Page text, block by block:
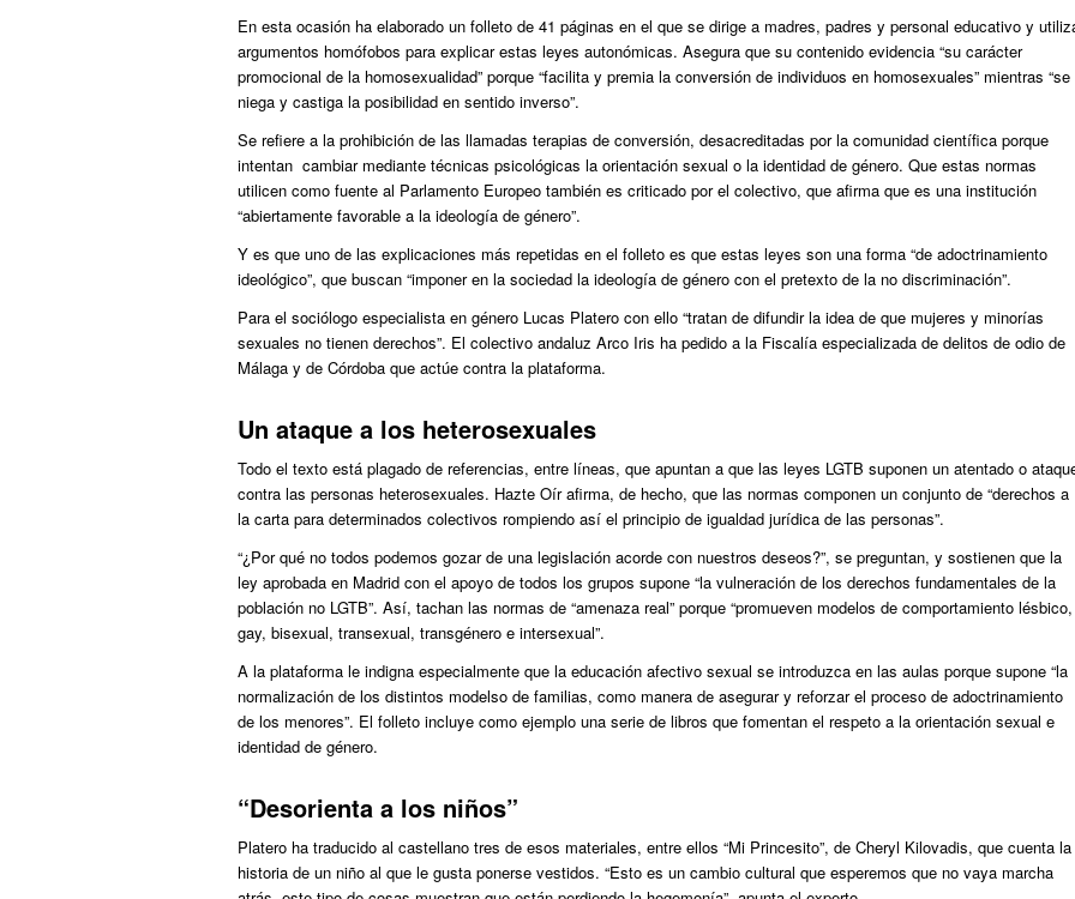
En esta ocasión ha elaborado un folleto de 41 páginas en el que se dirige a madres, padres y personal educativo y
argumentos homófobos para explicar estas leyes autonómicas. Asegura que su contenido evidencia “su carácter
promocional de la homosexualidad” porque “facilita y premia la conversión de individuos en homosexuales” mientras “se
niega y castiga la posibilidad en sentido inverso”.
Se refiere a la prohibición de las llamadas terapias de conversión, desacreditadas por la comunidad científica porque
intentan cambiar mediante técnicas psicológicas la orientación sexual o la identidad de género. Que estas normas
utilicen como fuente al Parlamento Europeo también es criticado por el colectivo, que afirma que es una institución
“abiertamente favorable a la ideología de género”.
Y es que uno de las explicaciones más repetidas en el folleto es que estas leyes son una forma “de adoctrinamiento
ideológico”, que buscan “imponer en la sociedad la ideología de género con el pretexto de la no discriminación”.
Para el sociólogo especialista en género Lucas Platero con ello “tratan de difundir la idea de que mujeres y minorías
sexuales no tienen derechos”. El colectivo andaluz Arco Iris ha pedido a la Fiscalía especializada de delitos de odio de
Málaga y de Córdoba que actúe contra la plataforma.
Un ataque a los heterosexuales
Todo el texto está plagado de referencias, entre líneas, que apuntan a que las leyes LGTB suponen un atentado o
contra las personas heterosexuales. Hazte Oír afirma, de hecho, que las normas componen un conjunto de “derechos a
la carta para determinados colectivos rompiendo así el principio de igualdad jurídica de las personas”.
“¿Por qué no todos podemos gozar de una legislación acorde con nuestros deseos?”, se preguntan, y sostienen que la
ley aprobada en Madrid con el apoyo de todos los grupos supone “la vulneración de los derechos fundamentales de la
población no LGTB”. Así, tachan las normas de “amenaza real” porque “promueven modelos de comportamiento lésbico,
gay, bisexual, transexual, transgénero e intersexual”.
A la plataforma le indigna especialmente que la educación afectivo sexual se introduzca en las aulas porque supone “la
normalización de los distintos modelso de familias, como manera de asegurar y reforzar el proceso de adoctrinamiento
de los menores”. El folleto incluye como ejemplo una serie de libros que fomentan el respeto a la orientación sexual e
identidad de género.
“Desorienta a los niños”
Platero ha traducido al castellano tres de esos materiales, entre ellos “Mi Princesito”, de Cheryl Kilovadis, que cuenta la
historia de un niño al que le gusta ponerse vestidos. “Esto es un cambio cultural que esperemos que no vaya marcha